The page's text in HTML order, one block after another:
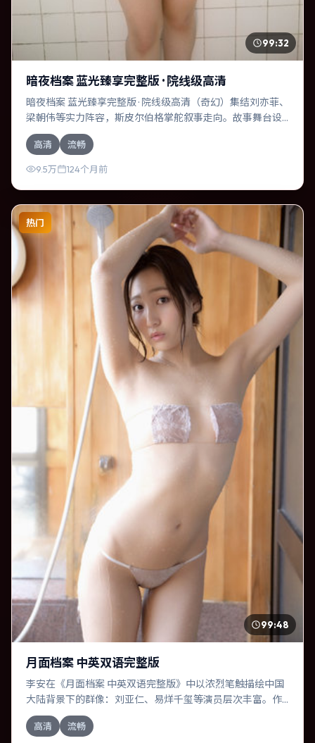
99:32
暗夜档案 蓝光臻享完整版 · 院线级高清
暗夜档案 蓝光臻享完整版 · 院线级高清（奇幻）集结刘亦菲、
梁朝伟等实力阵容，斯皮尔伯格掌舵叙事走向。故事舞台设
定于韩国，围绕一次意外选择展开连锁反应；配乐与色彩高
度服务于主题，结尾留白耐人寻味。
高清 流畅
9.5万 124个月前
热门
99:48
月面档案 中英双语完整版
李安在《月面档案 中英双语完整版》中以浓烈笔触描绘中国
大陆背景下的群像：刘亚仁、易烊千玺等演员层次丰富。作
为一部奇幻作品，故事从日常裂缝切入，逐步推向不可逆转
的结局；视听语言统一，情感落点克制有力。
高清 流畅